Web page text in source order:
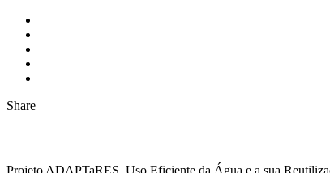
Share
Projeto ADAPTaRES. Uso Eficiente da Água e a sua